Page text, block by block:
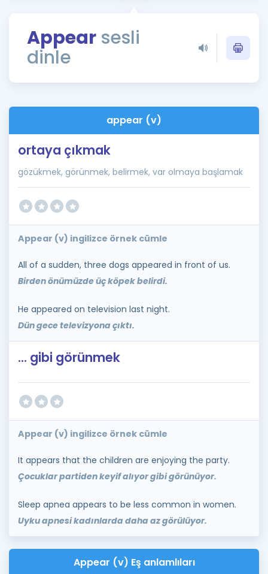
Rehberlik Aracı
ÖSYM Sınav Takvimi
İngilizce Gramer
Appear sesli
dinle
appear (v)
ortaya çıkmak
gözükmek, görünmek, belirmek, var olmaya başlamak
Appear (v) ingilizce örnek cümle
All of a sudden, three dogs appeared in front of us.
Birden önümüzde üç köpek belirdi.
He appeared on television last night.
Dün gece televizyona çıktı.
... gibi görünmek
Appear (v) ingilizce örnek cümle
It appears that the children are enjoying the party.
Çocuklar partiden keyif alıyor gibi görünüyor.
Sleep apnea appears to be less common in women.
Uyku apnesi kadınlarda daha az görülüyor.
Appear (v) Eş anlamlıları